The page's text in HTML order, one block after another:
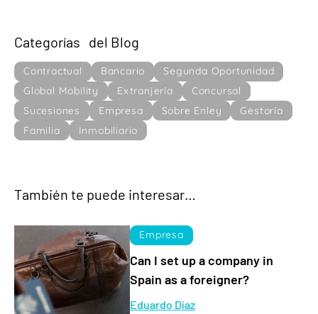
Categorías del Blog
Contractual Bancario
Segunda Oportunidad
Global Mobility
Extranjería
Concursal
Sucesiones
Empresa Sobre Enley
Gestoría
Familia
Inmobiliario
También te puede interesar…
Empresa
Can I set up a company in
Spain as a foreigner?
Eduardo Díaz